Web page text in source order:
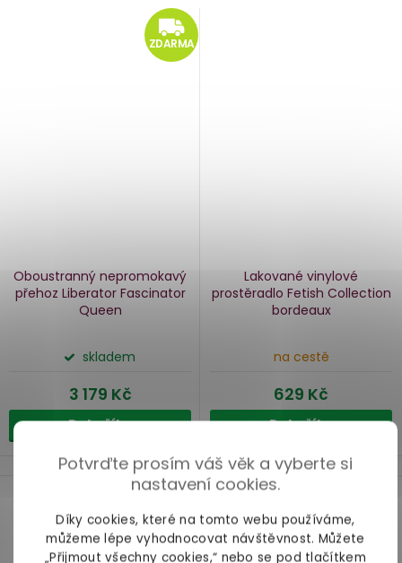
Potvrďte prosím váš věk a vyberte si
nastavení cookies.
Díky cookies, které na tomto webu používáme,
můžeme lépe vyhodnocovat návštěvnost. Můžete
„Přijmout všechny cookies,“ nebo se pod tlačítkem
ZDARMA
ZDARMA
Oboustranný nepromokavý
přehoz Liberator Fascinator
Queen
skladem
3 179 Kč
Do košíku
Lakované vinylové
prostěradlo Fetish Collection
bordeaux
na cestě
629 Kč
Do košíku
Chystáte se na mokré radovánky a nechcete si
prostěradla, která ochrání vaši matraci i peřiny
před ušpiněním i promočením. YOOooo, teď už